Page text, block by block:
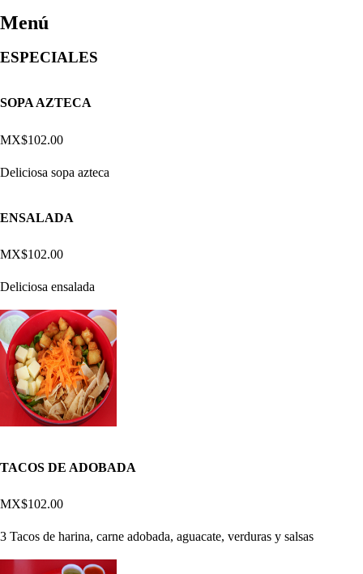
Menú
ESPECIALES
SOPA AZTECA
MX$102.00
Deliciosa sopa azteca
ENSALADA
MX$102.00
Deliciosa ensalada
TACOS DE ADOBADA
MX$102.00
3 Tacos de harina, carne adobada, aguacate, verduras y salsas